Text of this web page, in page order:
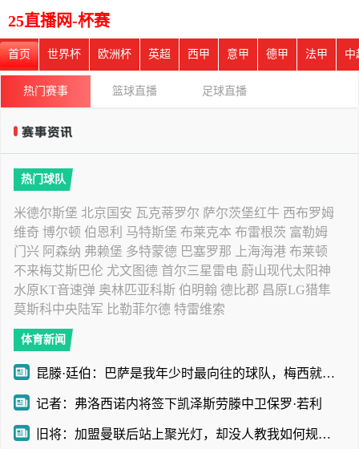
25直播网-杯赛
首页 世界杯 欧洲杯 英超 西甲 意甲 德甲 法甲 中
热门赛事 篮球直播 足球直播
热门球队
米德尔斯堡 北京国安 瓦克蒂罗尔 萨尔茨堡红牛 西布罗姆
维奇 博尔顿 伯恩利 马特斯堡 布莱克本 布雷根茨 富勒姆
门兴 阿森纳 弗赖堡 多特蒙德 巴塞罗那 上海海港 布莱顿
不来梅艾斯巴伦 尤文图德 首尔三星雷电 蔚山现代太阳神
水原KT音速弹 奥林匹亚科斯 伯明翰 德比郡 昌原LG猎隼
莫斯科中央陆军 比勒菲尔德 特雷维索
体育新闻
昆滕·廷伯：巴萨是我年少时最向往的球队，梅西就是我的足球信仰
记者：弗洛西诺内将签下凯泽斯劳滕中卫保罗·若利
旧将：加盟曼联后站上聚光灯，却没人教我如何规避名利带来的陷阱